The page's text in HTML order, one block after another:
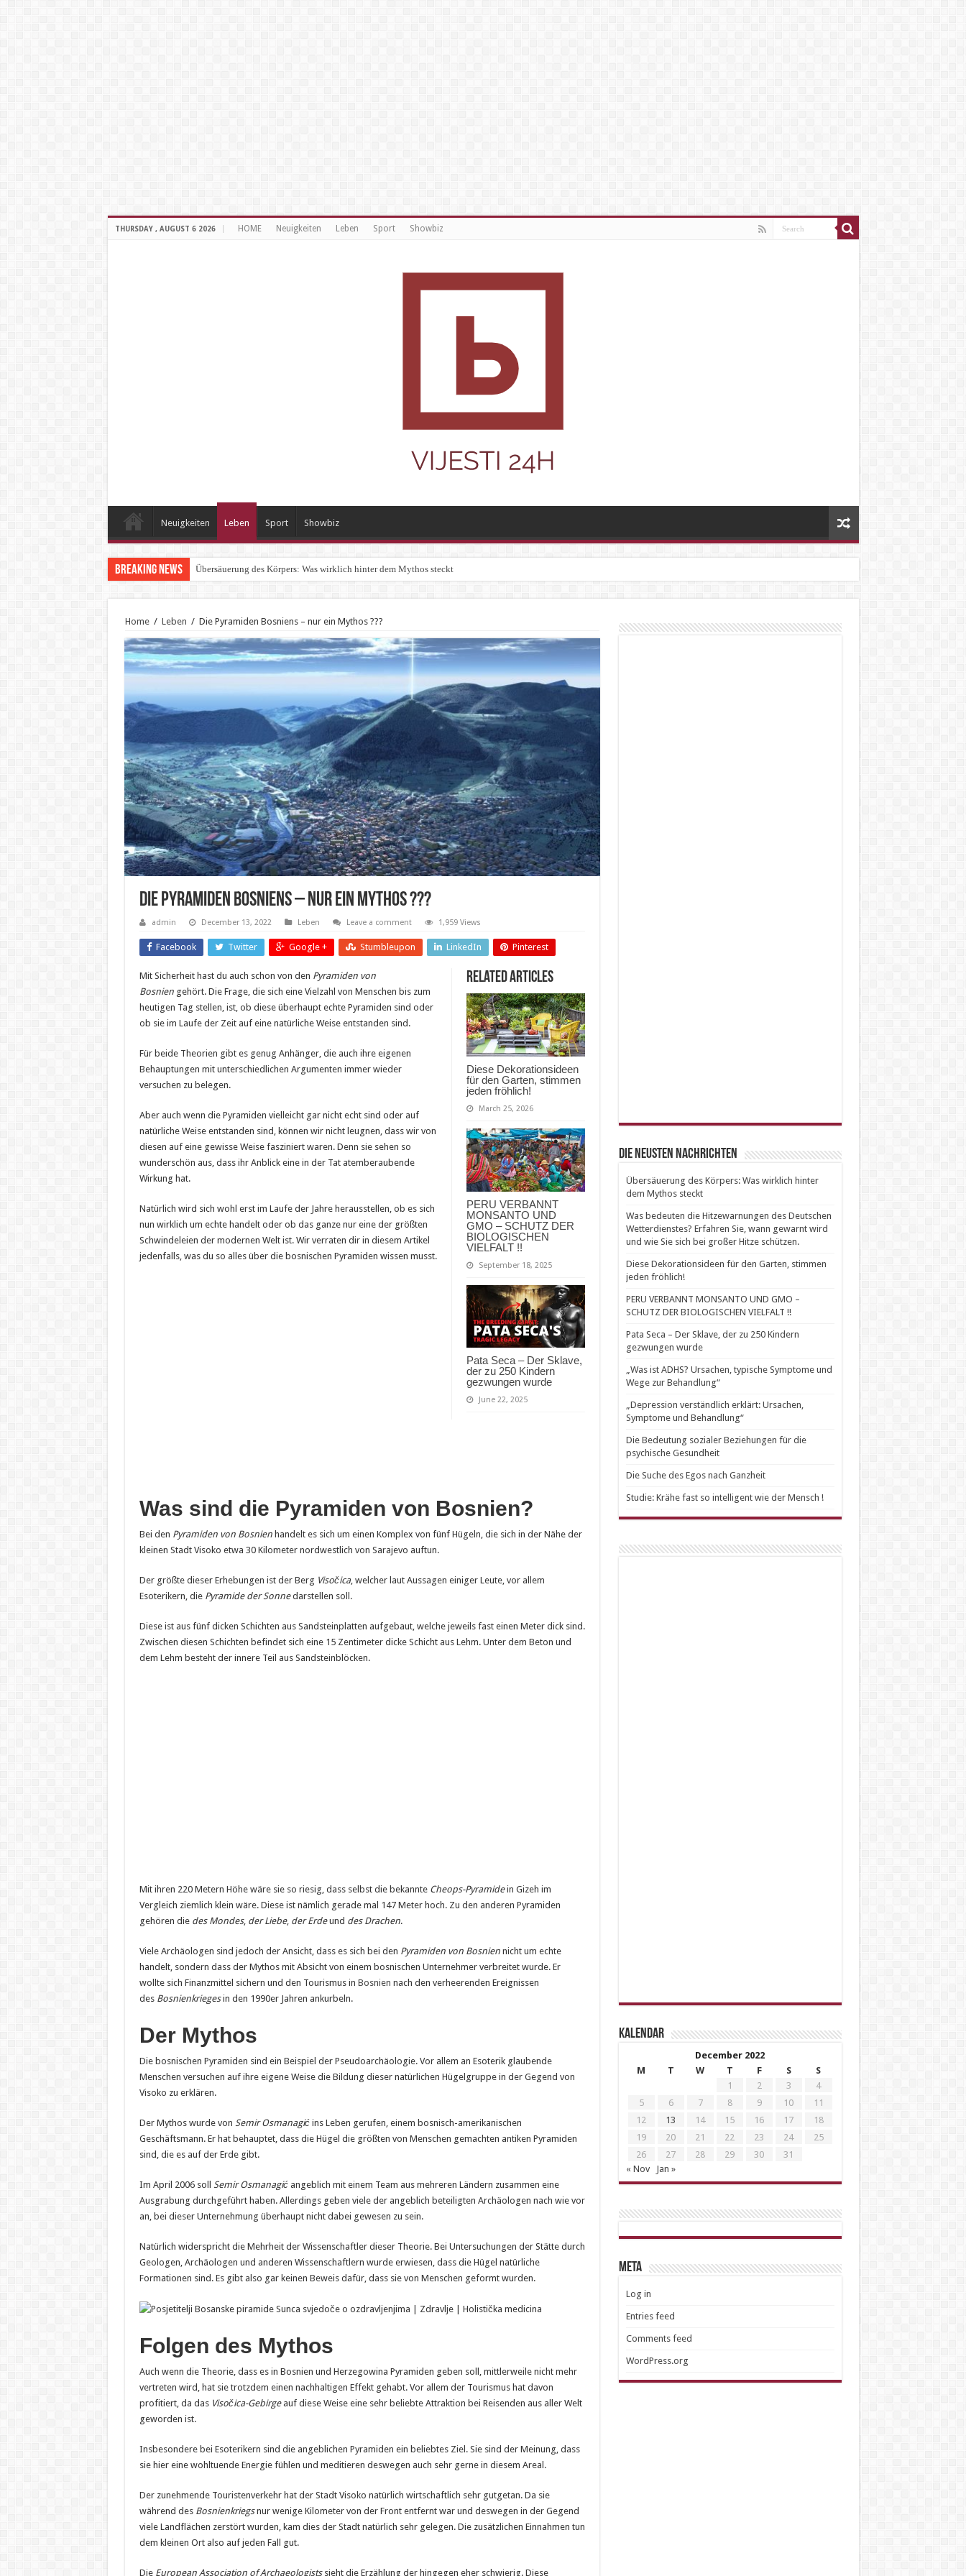
THURSDAY , AUGUST 6 2026 HOME Neuigkeiten Leben Sport Showbiz
Neuigkeiten Leben Sport Showbiz
Breaking News Übersäuerung des Körpers: Was wirklich hinter dem Mythos steckt
Home / Leben / Die Pyramiden Bosniens – nur ein Mythos ???
Die Pyramiden Bosniens – nur ein Mythos ???
admin December 13, 2022 Leben Leave a comment 1,959 Views
Facebook Twitter Google + Stumbleupon LinkedIn Pinterest
Related Articles
Diese Dekorationsideen
für den Garten, stimmen
jeden fröhlich!
March 25, 2026
PERU VERBANNT
MONSANTO UND
GMO – SCHUTZ DER
BIOLOGISCHEN
VIELFALT !!
September 18, 2025
Pata Seca – Der Sklave,
der zu 250 Kindern
gezwungen wurde
June 22, 2025
Mit Sicherheit hast du auch schon von den Pyramiden von
Bosniengehört. Die Frage, die sich eine Vielzahl von Menschen bis zum
heutigen Tag stellen, ist, ob diese überhaupt echte Pyramiden sind oder
ob sie im Laufe der Zeit auf eine natürliche Weise entstanden sind.
Für beide Theorien gibt es genug Anhänger, die auch ihre eigenen
Behauptungen mit unterschiedlichen Argumenten immer wieder
versuchen zu belegen.
Aber auch wenn die Pyramiden vielleicht gar nicht echt sind oder auf
natürliche Weise entstanden sind, können wir nicht leugnen, dass wir von
diesen auf eine gewisse Weise fasziniert waren. Denn sie sehen so
wunderschön aus, dass ihr Anblick eine in der Tat atemberaubende
Wirkung hat.
Natürlich wird sich wohl erst im Laufe der Jahre herausstellen, ob es sich
nun wirklich um echte handelt oder ob das ganze nur eine der größten
Schwindeleien der modernen Welt ist. Wir verraten dir in diesem Artikel
jedenfalls, was du so alles über die bosnischen Pyramiden wissen musst.
Was sind die Pyramiden von Bosnien?
Bei den Pyramiden von Bosnienhandelt es sich um einen Komplex von fünf Hügeln, die sich in der Nähe der
kleinen Stadt Visoko etwa 30 Kilometer nordwestlich von Sarajevo auftun.
Der größte dieser Erhebungen ist der Berg Visočica, welcher laut Aussagen einiger Leute, vor allem
Esoterikern, die Pyramide der Sonnedarstellen soll.
Diese ist aus fünf dicken Schichten aus Sandsteinplatten aufgebaut, welche jeweils fast einen Meter dick sind.
Zwischen diesen Schichten befindet sich eine 15 Zentimeter dicke Schicht aus Lehm. Unter dem Beton und
dem Lehm besteht der innere Teil aus Sandsteinblöcken.
Mit ihren 220 Metern Höhe wäre sie so riesig, dass selbst die bekannte Cheops-Pyramidein Gizeh im
Vergleich ziemlich klein wäre. Diese ist nämlich gerade mal 147 Meter hoch. Zu den anderen Pyramiden
gehören die des Mondes, der Liebe, der Erdeund des Drachen.
Viele Archäologen sind jedoch der Ansicht, dass es sich bei den Pyramiden von Bosniennicht um echte
handelt, sondern dass der Mythos mit Absicht von einem bosnischen Unternehmer verbreitet wurde. Er
wollte sich Finanzmittel sichern und den Tourismus in Bosnien nach den verheerenden Ereignissen
des Bosnienkriegesin den 1990er Jahren ankurbeln.
Der Mythos
Die bosnischen Pyramiden sind ein Beispiel der Pseudoarchäologie. Vor allem an Esoterik glaubende
Menschen versuchen auf ihre eigene Weise die Bildung dieser natürlichen Hügelgruppe in der Gegend von
Visoko zu erklären.
Der Mythos wurde von Semir Osmanagićins Leben gerufen, einem bosnisch-amerikanischen
Geschäftsmann. Er hat behauptet, dass die Hügel die größten von Menschen gemachten antiken Pyramiden
sind, die es auf der Erde gibt.
Im April 2006 soll Semir Osmanagićangeblich mit einem Team aus mehreren Ländern zusammen eine
Ausgrabung durchgeführt haben. Allerdings geben viele der angeblich beteiligten Archäologen nach wie vor
an, bei dieser Unternehmung überhaupt nicht dabei gewesen zu sein.
Natürlich widerspricht die Mehrheit der Wissenschaftler dieser Theorie. Bei Untersuchungen der Stätte durch
Geologen, Archäologen und anderen Wissenschaftlern wurde erwiesen, dass die Hügel natürliche
Formationen sind. Es gibt also gar keinen Beweis dafür, dass sie von Menschen geformt wurden.
Folgen des Mythos
Auch wenn die Theorie, dass es in Bosnien und Herzegowina Pyramiden geben soll, mittlerweile nicht mehr
vertreten wird, hat sie trotzdem einen nachhaltigen Effekt gehabt. Vor allem der Tourismus hat davon
profitiert, da das Visočica-Gebirgeauf diese Weise eine sehr beliebte Attraktion bei Reisenden aus aller Welt
geworden ist.
Insbesondere bei Esoterikern sind die angeblichen Pyramiden ein beliebtes Ziel. Sie sind der Meinung, dass
sie hier eine wohltuende Energie fühlen und meditieren deswegen auch sehr gerne in diesem Areal.
Der zunehmende Touristenverkehr hat der Stadt Visoko natürlich wirtschaftlich sehr gutgetan. Da sie
während des Bosnienkriegsnur wenige Kilometer von der Front entfernt war und deswegen in der Gegend
viele Landflächen zerstört wurden, kam dies der Stadt natürlich sehr gelegen. Die zusätzlichen Einnahmen tun
dem kleinen Ort also auf jeden Fall gut.
Die European Association of Archaeologistssieht die Erzählung der hingegen eher schwierig. Diese
Die neusten Nachrichten
Übersäuerung des Körpers: Was wirklich hinter
dem Mythos steckt
Was bedeuten die Hitzewarnungen des Deutschen
Wetterdienstes? Erfahren Sie, wann gewarnt wird
und wie Sie sich bei großer Hitze schützen.
Diese Dekorationsideen für den Garten, stimmen
jeden fröhlich!
PERU VERBANNT MONSANTO UND GMO –
SCHUTZ DER BIOLOGISCHEN VIELFALT !!
Pata Seca – Der Sklave, der zu 250 Kindern
gezwungen wurde
„Was ist ADHS? Ursachen, typische Symptome und
Wege zur Behandlung“
„Depression verständlich erklärt: Ursachen,
Symptome und Behandlung“
Die Bedeutung sozialer Beziehungen für die
psychische Gesundheit
Die Suche des Egos nach Ganzheit
Studie: Krähe fast so intelligent wie der Mensch !
Kalendar
December 2022
M
T W T F S
S
1
2 3
4
5
6 7 8 9 10
11
12
13 14 15 16 17
18
19
20 21 22 23 24
25
26
27 28 29 30
31
« Nov
Jan »
META
Log in
Entries feed
Comments feed
WordPress.org